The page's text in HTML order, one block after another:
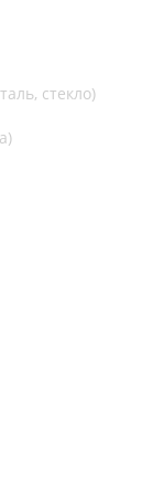
стекло)